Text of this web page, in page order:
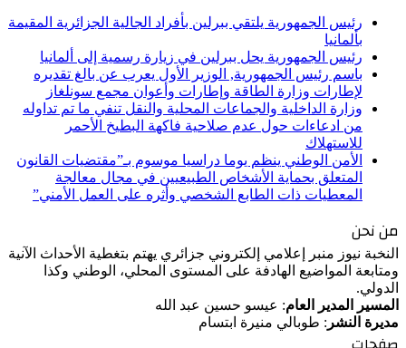
رئيس الجمهورية يلتقي ببرلين بأفراد الجالية الجزائرية المقيمة
بألمانيا
رئيس الجمهورية يحل ببرلين في زيارة رسمية إلى ألمانيا
باسم رئيس الجمهورية, الوزير الأول يعرب عن بالغ تقديره
لإطارات وزارة الطاقة وإطارات وأعوان مجمع سونلغاز
وزارة الداخلية والجماعات المحلية والنقل تنفي ما تم تداوله
من ادعاءات حول عدم صلاحية فاكهة البطيخ الأحمر
للاستهلاك
الأمن الوطني ينظم يوما دراسيا موسوم بـ”مقتضيات القانون
المتعلق بحماية الأشخاص الطبيعيين في مجال معالجة
المعطيات ذات الطابع الشخصي وأثره على العمل الأمني”
من نحن
النخبة نيوز منبر إعلامي إلكتروني جزائري يهتم بتغطية الأحداث الآنية
ومتابعة المواضيع الهادفة على المستوى المحلي، الوطني وكذا
الدولي.
المسير المدير العام: عيسو حسين عبد الله
مديرة النشر : طوبالي منيرة ابتسام